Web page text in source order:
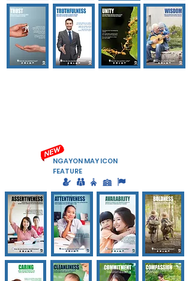
NGAYON MAY ICON
FEATURE